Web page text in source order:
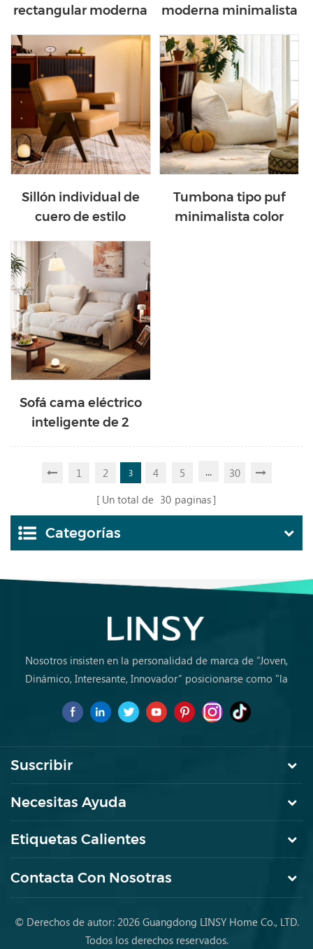
rectangular moderna
de primera calidad
YN1R-C
moderna minimalista
patas de madera
maciza TD170-A
Sillón individual de
cuero de estilo
mediados de siglo con
estructura de madera
TDY220-D
Tumbona tipo puf
minimalista color
Sofá cama eléctrico
inteligente de 2
1 2 3 4 5 ...
30
Un total de 30 paginas
Categorías
Nosotros insisten en la personalidad de marca de “Joven,
Dinámico, Interesante, Innovador” posicionarse como "la
por primera vez.
Suscribir
Necesitas Ayuda
Etiquetas Calientes
Contacta Con Nosotras
© Derechos de autor: 2026 Guangdong LINSY Home Co., LTD.
Todos los derechos reservados.